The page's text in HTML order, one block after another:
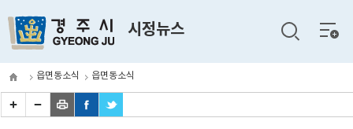
시정뉴스
전체
메뉴
읍면동소식 읍면동소식